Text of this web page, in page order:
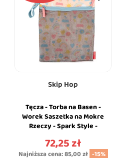
Skip Hop
Tęcza - Torba na Basen -
Worek Saszetka na Mokre
Rzeczy - Spark Style -
Cena
72,25 zł
Najniższa cena:85,00 zł -15%